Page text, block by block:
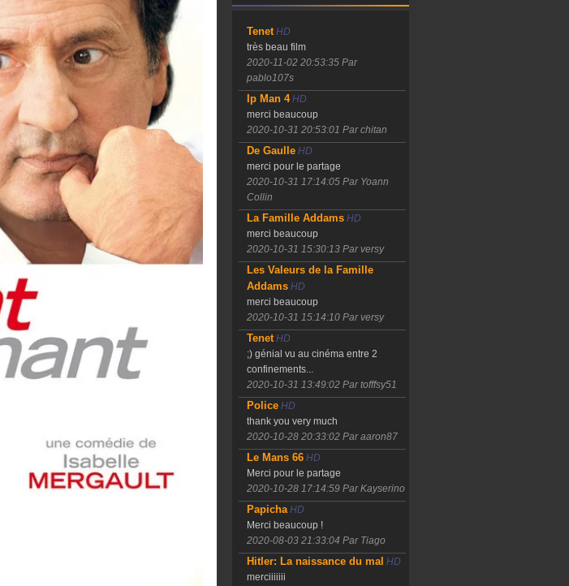
TenetHD
très beau film
2020-11-02 20:53:35 Par
pablo107s
Ip Man 4HD
merci beaucoup
2020-10-31 20:53:01 Par chitan
De GaulleHD
merci pour le partage
2020-10-31 17:14:05 Par Yoann
Collin
La Famille AddamsHD
merci beaucoup
2020-10-31 15:30:13 Par versy
Les Valeurs de la Famille
AddamsHD
merci beaucoup
2020-10-31 15:14:10 Par versy
TenetHD
;) génial vu au cinéma entre 2
confinements...
2020-10-31 13:49:02 Par tofffsy51
PoliceHD
thank you very much
2020-10-28 20:33:02 Par aaron87
Le Mans 66HD
Merci pour le partage
2020-10-28 17:14:59 Par Kayserino
PapichaHD
Merci beaucoup !
2020-08-03 21:33:04 Par Tiago
Hitler: La naissance du mal HD
merciiiiiii